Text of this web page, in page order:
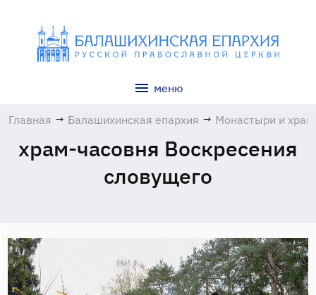
меню
Главная → Балашихинская епархия → Монастыри и
храм-часовня Воскресения
cловущего